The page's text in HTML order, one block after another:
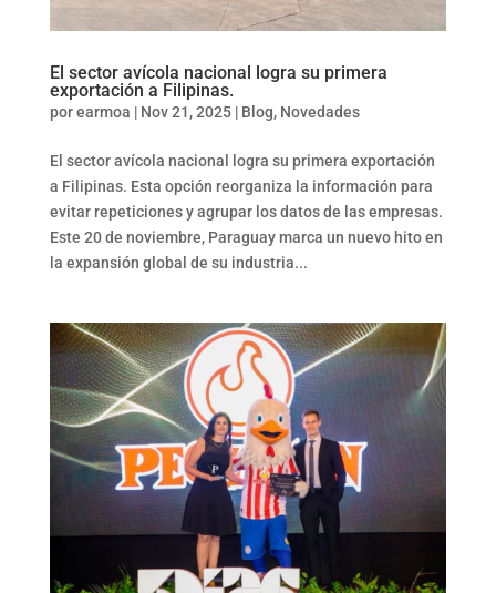
El sector avícola nacional logra su primera
exportación a Filipinas.
porearmoa | Nov 21, 2025| Blog, Novedades
El sector avícola nacional logra su primera exportación
a Filipinas. Esta opción reorganiza la información para
evitar repeticiones y agrupar los datos de las empresas.
Este 20 de noviembre, Paraguay marca un nuevo hito en
la expansión global de su industria...